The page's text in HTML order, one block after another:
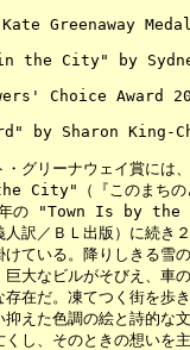
Greenaway
City" by
Choice Award
Sharon King-
グリーナウェイ賞に
（『このまちのど
の "Town Is by the
人訳／ＢＬ出版）に続き
けている。降りしきる雪
巨大なビルがそびえ、車
存在だ。凍てつく街を歩
抑えた色調の絵と詩的な
くし、そのときの想いを